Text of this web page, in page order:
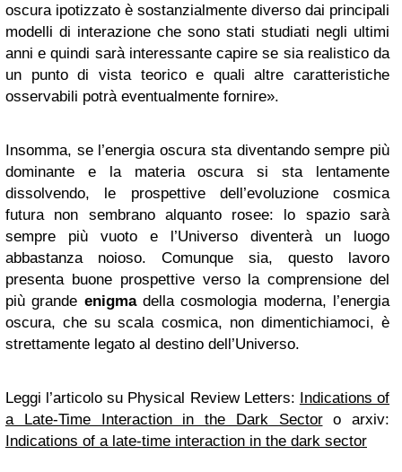
oscura ipotizzato è sostanzialmente diverso dai principali
modelli di interazione che sono stati studiati negli ultimi
anni e quindi sarà interessante capire se sia realistico da
un punto di vista teorico e quali altre caratteristiche
osservabili potrà eventualmente fornire».
Insomma, se l’energia oscura sta diventando sempre più
dominante e la materia oscura si sta lentamente
dissolvendo, le prospettive dell’evoluzione cosmica
futura non sembrano alquanto rosee: lo spazio sarà
sempre più vuoto e l’Universo diventerà un luogo
abbastanza noioso. Comunque sia, questo lavoro
presenta buone prospettive verso la comprensione del
più grande enigmadella cosmologia moderna, l’energia
oscura, che su scala cosmica, non dimentichiamoci, è
strettamente legato al destino dell’Universo.
Leggi l’articolo su Physical Review Letters: Indications of
a Late-Time Interaction in the Dark Sectoro arxiv:
Indications of a late-time interaction in the dark sector